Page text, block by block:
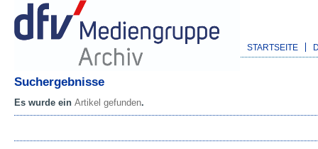
STARTSEITE
Suchergebnisse
Es wurde ein Artikel gefunden.